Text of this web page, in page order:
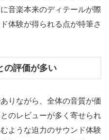
音楽本来のディテールが際
体験が得られる点が特筆さ
の評価が多い
りながら、全体の音質が価
のレビューが多く寄せられ
ような迫力のサウンド体験